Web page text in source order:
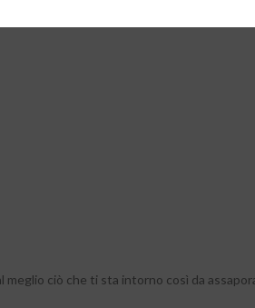
ciò che ti sta intorno così da